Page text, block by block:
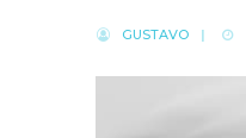
GUSTAVO |